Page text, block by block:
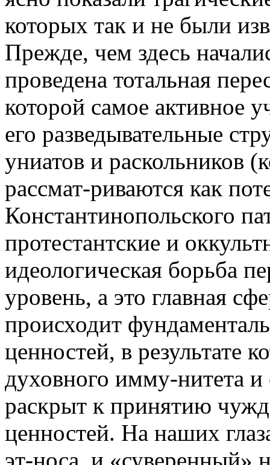
которых так и не были
Прежде, чем здесь
проведена тотальная
которой самое активное
его разведывательные
униатов и раскольников
рассмат-риваются как
Константинопольского
протестантские и
идеологическая борьба
уровень, а это главная
происходит
ценностей, в результате
духовного имму-нитета и
раскрыт к принятию
ценностей. На наших
эт-носа, и «суверенный»